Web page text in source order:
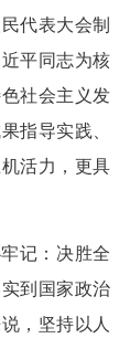
代表大会制
平同志为核
社会主义发
指导实践、
活力，更具
记：决胜全
到国家政治
，坚持以人